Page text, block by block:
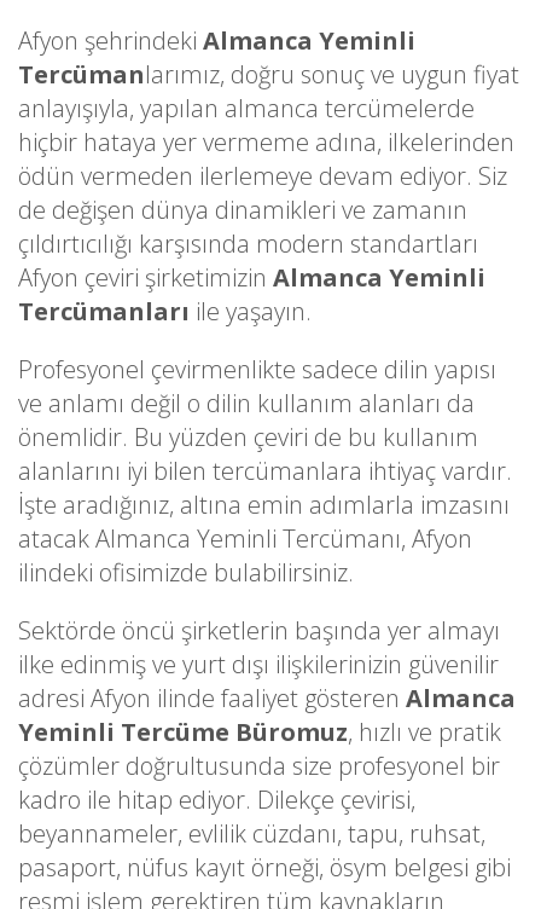
Afyon şehrindeki Almanca Yeminli
Tercümanlarımız, doğru sonuç ve uygun fiyat
anlayışıyla, yapılan almanca tercümelerde
hiçbir hataya yer vermeme adına, ilkelerinden
ödün vermeden ilerlemeye devam ediyor. Siz
de değişen dünya dinamikleri ve zamanın
çıldırtıcılığı karşısında modern standartları
Afyon çeviri şirketimizin Almanca Yeminli
Tercümanları ile yaşayın.
Profesyonel çevirmenlikte sadece dilin yapısı
ve anlamı değil o dilin kullanım alanları da
önemlidir. Bu yüzden çeviri de bu kullanım
alanlarını iyi bilen tercümanlara ihtiyaç vardır.
İşte aradığınız, altına emin adımlarla imzasını
atacak Almanca Yeminli Tercümanı, Afyon
ilindeki ofisimizde bulabilirsiniz.
Sektörde öncü şirketlerin başında yer almayı
ilke edinmiş ve yurt dışı ilişkilerinizin güvenilir
adresi Afyon ilinde faaliyet gösteren Almanca
Yeminli Tercüme Büromuz, hızlı ve pratik
çözümler doğrultusunda size profesyonel bir
kadro ile hitap ediyor. Dilekçe çevirisi,
beyannameler, evlilik cüzdanı, tapu, ruhsat,
pasaport, nüfus kayıt örneği, ösym belgesi gibi
resmi işlem gerektiren tüm kaynakların